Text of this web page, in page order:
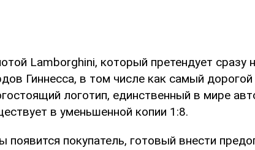
Lamborghini, который претендует сразу
Гиннесса, в том числе как самый дорогой
логотип, единственный в мире
в уменьшенной копии 1:8.
покупатель, готовый внести